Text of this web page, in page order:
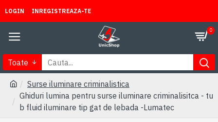
LOGIN INREGISTREAZA-TE
0
Toate
Surse iluminare criminalistica
Ghiduri lumina pentru surse iluminare criminalisitca - tu
b fluid iluminare tip gat de lebada -Lumatec